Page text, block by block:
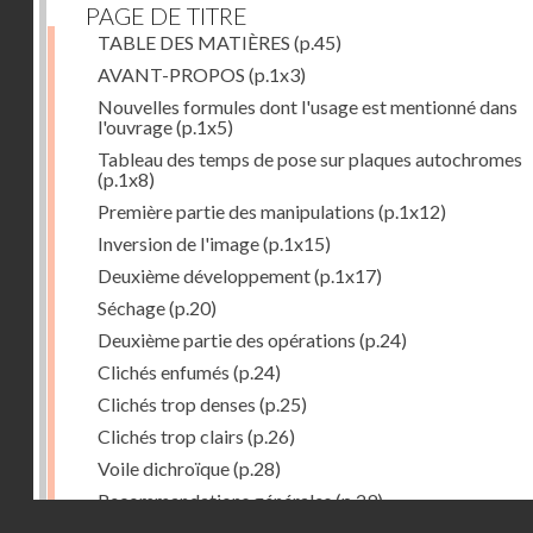
PAGE DE TITRE
TABLE DES MATIÈRES (p.45)
AVANT-PROPOS (p.1x3)
Nouvelles formules dont l'usage est mentionné dans
l'ouvrage(p.1x5)
Tableau des temps de pose sur plaques autochromes
(p.1x8)
Première partie des manipulations (p.1x12)
Inversion de l'image(p.1x15)
Deuxième développement(p.1x17)
Séchage(p.20)
Deuxième partie des opérations (p.24)
Clichés enfumés (p.24)
Clichés trop denses (p.25)
Clichés trop clairs (p.26)
Voile dichroïque(p.28)
Recommandations générales(p.29)